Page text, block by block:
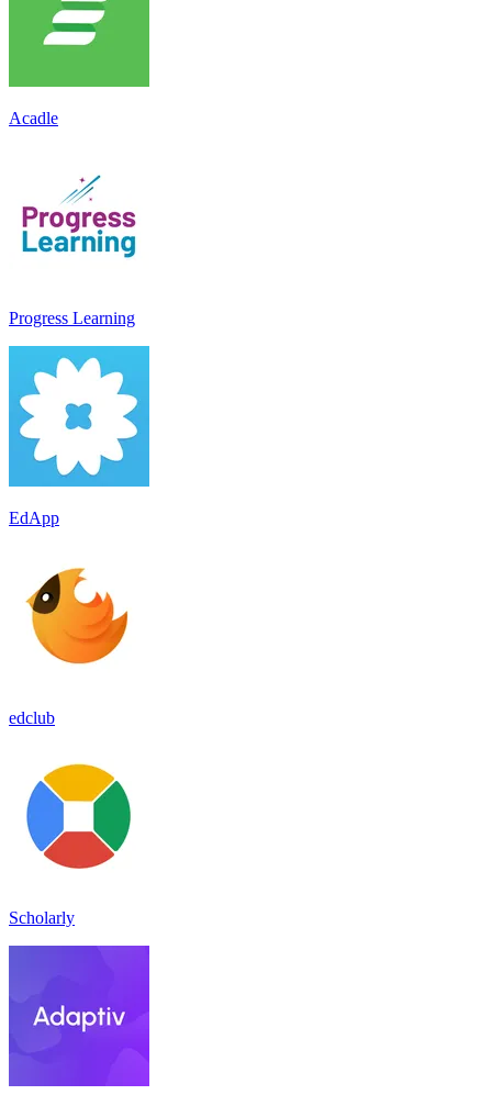
Acadle
Progress Learning
EdApp
edclub
Scholarly